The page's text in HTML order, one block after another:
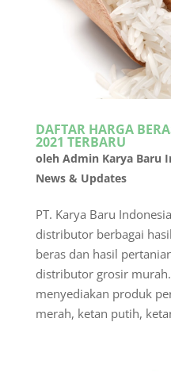
DAFTAR HARGA
2021 TERBARU
oleh Admin Karya Baru
News & Updates
PT. Karya Baru
distributor berbagai
beras dan hasil
distributor grosir
menyediakan produk
merah, ketan putih,